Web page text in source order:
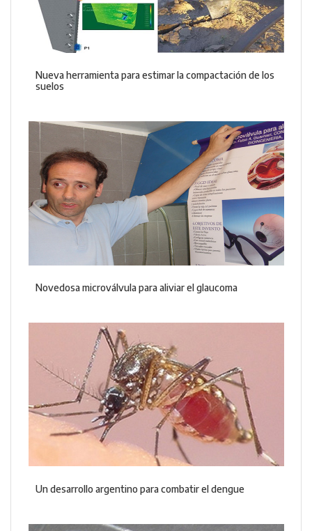
Nueva herramienta para estimar la compactación de los
suelos
Novedosa microválvula para aliviar el glaucoma
Un desarrollo argentino para combatir el dengue